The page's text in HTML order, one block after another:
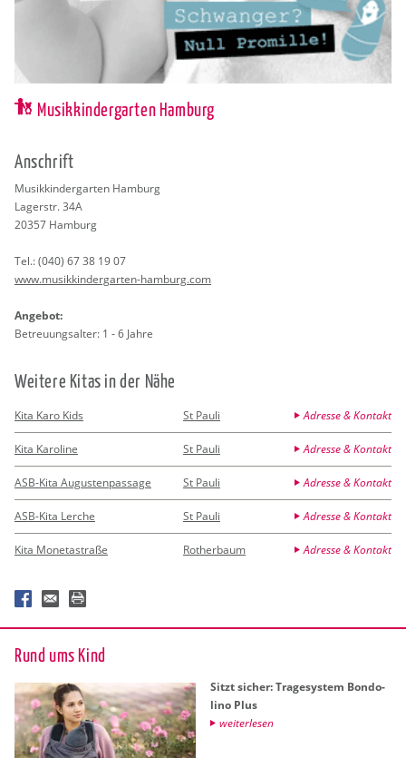
Musikkindergarten Hamburg
An­schrift
Mu­sik­kin­der­gar­ten Ham­burg
La­ger­str. 34A
20357 Ham­burg
Tel.:(040) 67 38 19 07
www.​mus​ikki​nder​gart​en-​hamburg.​com
An­ge­bot:
Be­treu­ungs­al­ter: 1 - 6 Jahre
Wei­te­re Kitas in der Nähe
Kita Karo Kids St Pauli Adresse & Kontakt
Kita Karoline St Pauli Adresse & Kontakt
ASB-Kita Augustenpassage St Pauli Adresse & Kontakt
ASB-Kita Lerche St Pauli Adresse & Kontakt
Kita Monetastraße Rotherbaum Adresse & Kontakt
Rund ums Kind
Sitzt si­cher: Tra­ge­sys­tem Bon­do­
li­no Plus
wei­ter­le­sen